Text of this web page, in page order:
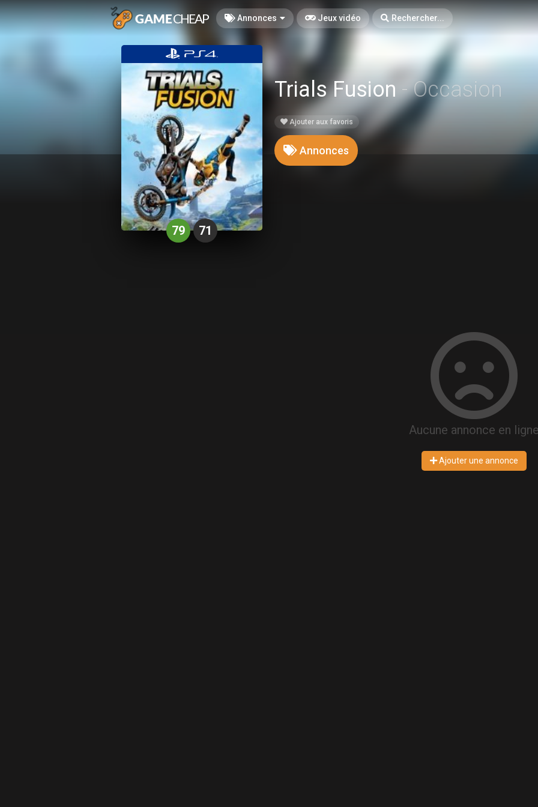
Annonces Jeux vidéo Rechercher...
79 71
Trials Fusion - Occasion
Ajouter aux favoris
Annonces
Aucune annonce en
Ajouter une annonce